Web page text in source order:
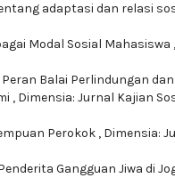
adaptasi dan relasi
Modal Sosial Mahasiswa ,
Peran Balai Perlindungan
, Dimensia: Jurnal Kajian
Perokok , Dimensia:
Gangguan Jiwa di